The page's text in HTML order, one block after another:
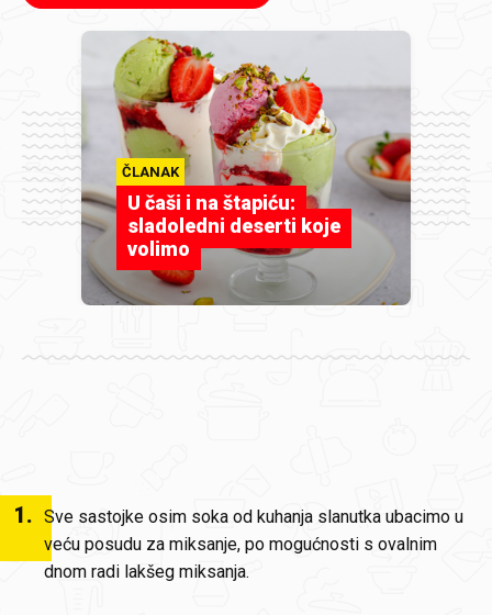
ČLANAK
U čaši i na štapiću:
sladoledni deserti koje
volimo
1. Sve sastojke osim soka od kuhanja slanutka ubacimo u
veću posudu za miksanje, po mogućnosti s ovalnim
dnom radi lakšeg miksanja.